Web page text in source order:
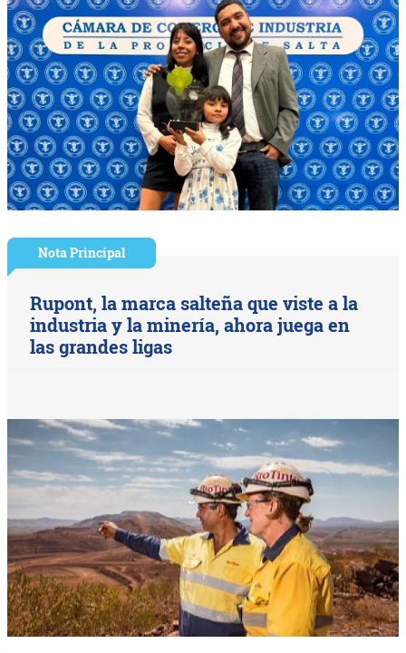
Nota Principal
Rupont, la marca salteña que viste a la
industria y la minería, ahora juega en
las grandes ligas